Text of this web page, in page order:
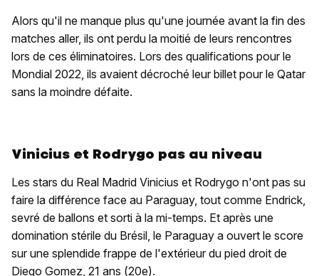
Alors qu'il ne manque plus qu'une journée avant la fin des
matches aller, ils ont perdu la moitié de leurs rencontres
lors de ces éliminatoires. Lors des qualifications pour le
Mondial 2022, ils avaient décroché leur billet pour le Qatar
sans la moindre défaite.
Vinicius et Rodrygo pas au niveau
Les stars du Real Madrid Vinicius et Rodrygo n'ont pas su
faire la différence face au Paraguay, tout comme Endrick,
sevré de ballons et sorti à la mi-temps. Et après une
domination stérile du Brésil, le Paraguay a ouvert le score
sur une splendide frappe de l'extérieur du pied droit de
Diego Gomez, 21 ans (20e).